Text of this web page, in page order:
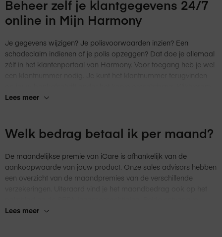
van pick-up & return. In dat geval wordt het product bij je thuis
opgehaald en na reparatie of vervanging, weer teruggestuurd.
één van onzewinkelsen vergeet jeHarmony -schadenummer
niet mee te nemen. Zonder dit nummer kunnen we de reparatie
niet in behandeling nemen.
Beheer zelf je klantgegevens 24/7
online in Mijn Harmony
Je gegevens wijzigen? Je polisvoorwaarden inzien? Een
schadeclaim indienen of je polis opzeggen? Dat doe je allemaal
zélf in het klantenportaal van Harmony. Voor toegang heb je wel
naar MijnHarmony
Lees meer
Welk bedrag betaal ik per maand?
De maandelijkse premie van iCare is afhankelijk van de
aankoopwaarde van jouw product. Onze sales advisors hebben
een overzicht van de maandpremies van de verschillende
wanneer je iCare afsluit.
Lees meer